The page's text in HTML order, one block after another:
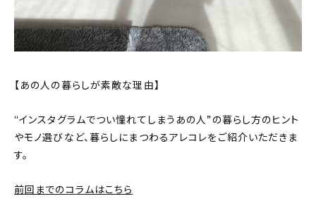
daily mukuri/ アイテム
人気の記事
【あの人の暮らしが素敵な理由】
“インスタグラムでつい憧れてしまうあの人”の暮らし方のヒント
やモノ選びなど、暮らしにまつわるアレコレをご紹介いただきま
す。
前回までのコラムはこちら